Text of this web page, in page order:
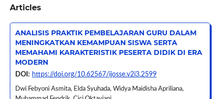
Articles
ANALISIS PRAKTIK PEMBELAJARAN GURU DALAM
MENINGKATKAN KEMAMPUAN SISWA SERTA
MEMAHAMI KARAKTERISTIK PESERTA DIDIK DI ERA
MODERN
DOI: https://doi.org/10.62567/ijosse.v2i3.2599
Dwi Febyoni Asmita, Elda Syuhada, Widya Maidisha Apriliana,